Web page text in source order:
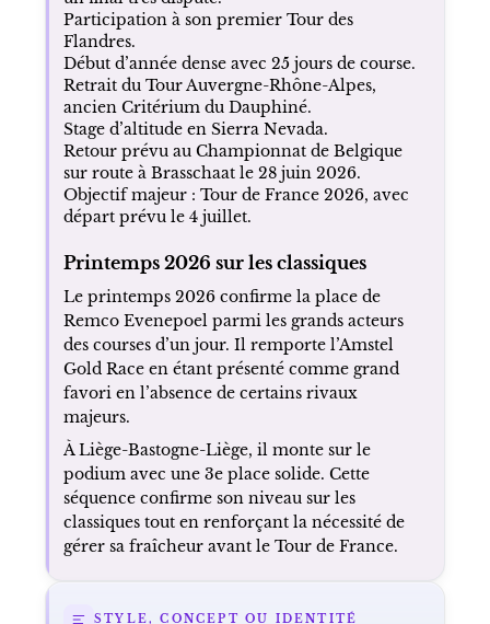
Participation à son premier Tour des
Flandres.
Début d’année dense avec 25 jours de course.
Retrait du Tour Auvergne-Rhône-Alpes,
ancien Critérium du Dauphiné.
Stage d’altitude en Sierra Nevada.
Retour prévu au Championnat de Belgique
sur route à Brasschaat le 28 juin 2026.
Objectif majeur : Tour de France 2026, avec
départ prévu le 4 juillet.
Printemps 2026 sur les classiques
Le printemps 2026 confirme la place de
Remco Evenepoel parmi les grands acteurs
des courses d’un jour. Il remporte l’Amstel
Gold Race en étant présenté comme grand
favori en l’absence de certains rivaux
majeurs.
À Liège-Bastogne-Liège, il monte sur le
podium avec une 3e place solide. Cette
séquence confirme son niveau sur les
classiques tout en renforçant la nécessité de
gérer sa fraîcheur avant le Tour de France.
STYLE, CONCEPT OU IDENTITÉ